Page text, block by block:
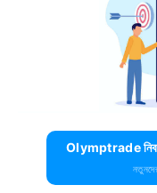
Olymptrade